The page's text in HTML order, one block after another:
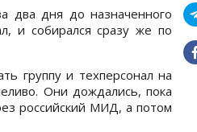
два дня до назначенного
и собирался сразу же по
группу и техперсонал на
Они дождались, пока
российский МИД, а потом